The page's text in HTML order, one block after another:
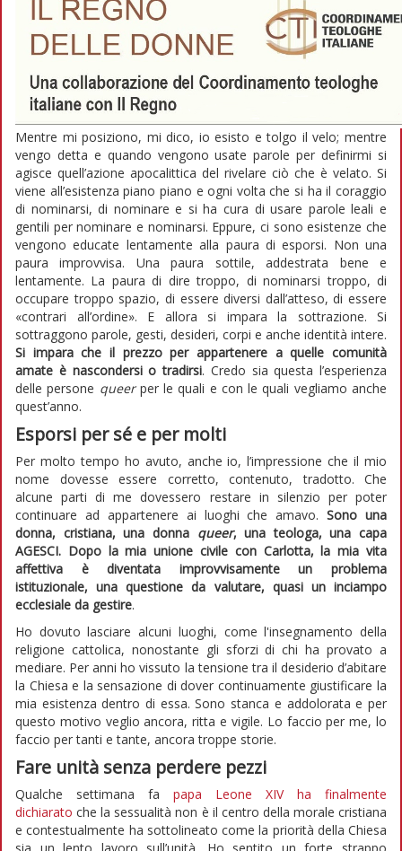
Mentre mi posiziono, mi dico, io esisto e tolgo il velo; mentre
vengo detta e quando vengono usate parole per definirmi si
agisce quell’azione apocalittica del rivelare ciò che è velato. Si
viene all’esistenza piano piano e ogni volta che si ha il coraggio
di nominarsi, di nominare e si ha cura di usare parole leali e
gentili per nominare e nominarsi. Eppure, ci sono esistenze che
vengono educate lentamente alla paura di esporsi. Non una
paura improvvisa. Una paura sottile, addestrata bene e
lentamente. La paura di dire troppo, di nominarsi troppo, di
occupare troppo spazio, di essere diversi dall’atteso, di essere
«contrari all’ordine». E allora si impara la sottrazione. Si
sottraggono parole, gesti, desideri, corpi e anche identità intere.
Si impara che il prezzo per appartenere a quelle comunità
amate è nascondersi o tradirsi. Credo sia questa l’esperienza
delle persone queerper le quali e con le quali vegliamo anche
quest’anno.
Esporsi per sé e per molti
Per molto tempo ho avuto, anche io, l’impressione che il mio
nome dovesse essere corretto, contenuto, tradotto. Che
alcune parti di me dovessero restare in silenzio per poter
continuare ad appartenere ai luoghi che amavo.Sono una
donna, cristiana, una donna queer, una teologa, una capa
AGESCI. Dopo la mia unione civile con Carlotta, la mia vita
affettiva è diventata improvvisamente un problema
istituzionale, una questione da valutare, quasi un inciampo
ecclesiale da gestire.
Ho dovuto lasciare alcuni luoghi, come l'insegnamento della
religione cattolica, nonostante gli sforzi di chi ha provato a
mediare. Per anni ho vissuto la tensione tra il desiderio d’abitare
la Chiesa e la sensazione di dover continuamente giustificare la
mia esistenza dentro di essa. Sono stanca e addolorata e per
questo motivo veglio ancora, ritta e vigile. Lo faccio per me, lo
faccio per tanti e tante, ancora troppe storie.
Fare unità senza perdere pezzi
Qualche settimana fa papa Leone XIV ha finalmente
dichiarato che la sessualità non è il centro della morale cristiana
e contestualmente ha sottolineato come la priorità della Chiesa